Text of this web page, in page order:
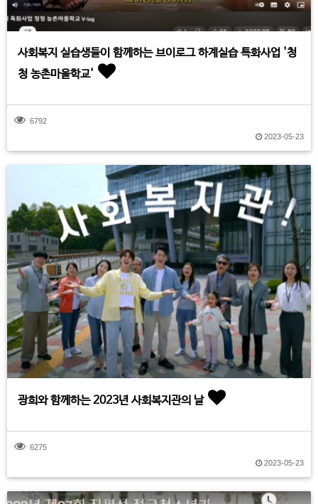
사회복지 실습생들이 함께하는 브이로그 하계실습 특화사업 '청
청 농촌마을학교'
6792
2023-05-23
광희와 함께하는 2023년 사회복지관의 날
6275
2023-05-23